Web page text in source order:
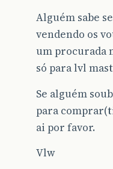
Alguém sabe
vendendo os
um procurada
só para lvl
Se alguém
para
ai por favor.
Vlw